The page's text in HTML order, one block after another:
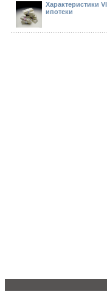
Характеристики
ипотеки